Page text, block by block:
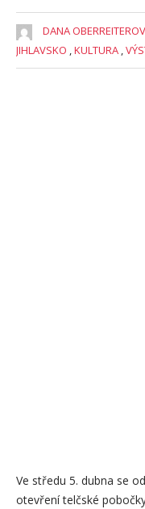
DANA
JIHLAVSKO ,KULTURA ,
Ve středu 5. dubna se
otevření telčské